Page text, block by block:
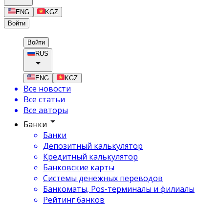
ENG
KGZ
Войти
Войти
RUS
ENG KGZ
Все новости
Все статьи
Все авторы
Банки
Банки
Депозитный калькулятор
Кредитный калькулятор
Банковские карты
Системы денежных переводов
Банкоматы, Pos-терминалы и филиалы
Рейтинг банков